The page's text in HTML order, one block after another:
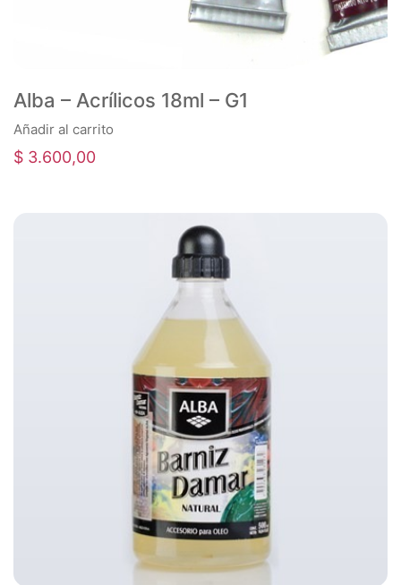
Alba – Acrílicos 18ml – G1
Añadir al carrito
$ 3.600,00